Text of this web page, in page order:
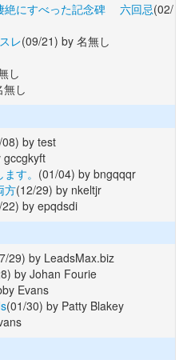
絶にすべった記念碑 六回忌(02/
レ(09/21) by 名無し
し
し
by test
gccgkyft
す。 (01/04) by bngqqqr
方(12/29) by nkeltjr
by epqdsdi
29) by LeadsMax.biz
by Johan Fourie
Evans
(01/30) by Patty Blakey